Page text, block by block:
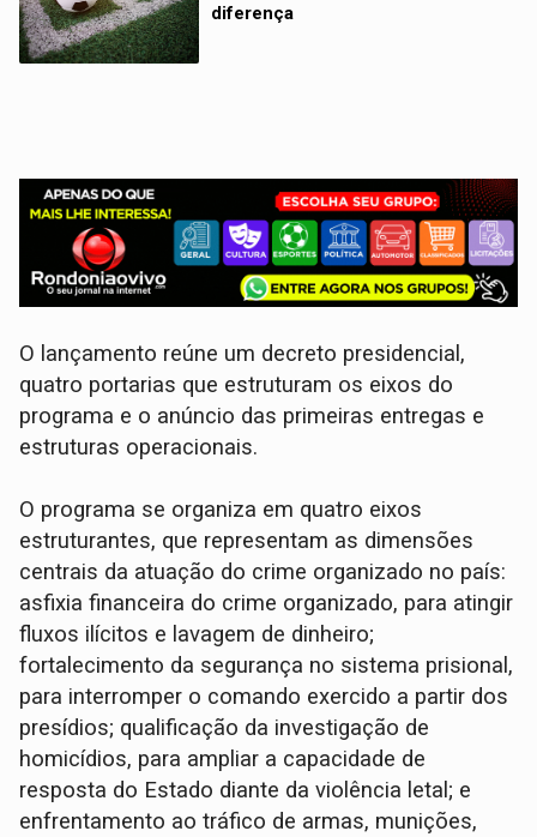
diferença
O lançamento reúne um decreto presidencial,
quatro portarias que estruturam os eixos do
programa e o anúncio das primeiras entregas e
estruturas operacionais.
O programa se organiza em quatro eixos
estruturantes, que representam as dimensões
centrais da atuação do crime organizado no país:
asfixia financeira do crime organizado, para atingir
fluxos ilícitos e lavagem de dinheiro;
fortalecimento da segurança no sistema prisional,
para interromper o comando exercido a partir dos
presídios; qualificação da investigação de
homicídios, para ampliar a capacidade de
resposta do Estado diante da violência letal; e
enfrentamento ao tráfico de armas, munições,